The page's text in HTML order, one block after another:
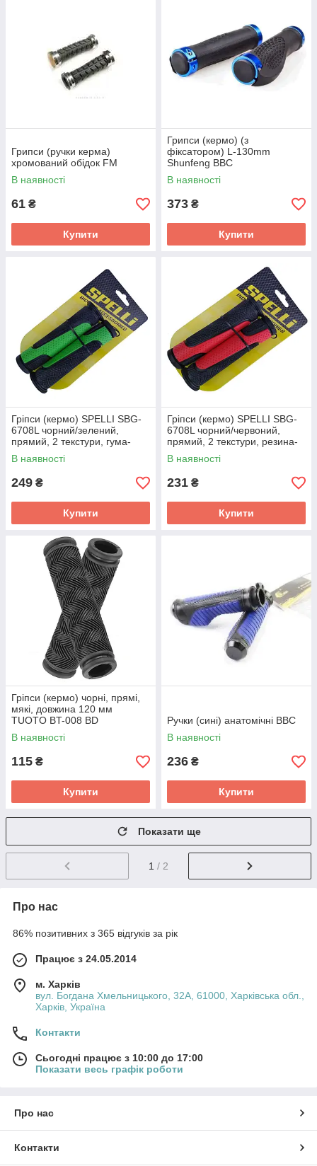
Грипси (ручки керма)
хромований обідок FM
В наявності
61 ₴
Купити
Грипси (кермо) (з
фіксатором) L-130mm
Shunfeng BBC
В наявності
373 ₴
Купити
Гріпси (кермо) SPELLI SBG-
6708L чорний/зелений,
прямий, 2 текстури, гума-
гума, довжина 127 мм BD
В наявності
249 ₴
Купити
Гріпси (кермо) SPELLI SBG-
6708L чорний/червоний,
прямий, 2 текстури, резина-
гума, довжина 127 мм BD
В наявності
231 ₴
Купити
Гріпси (кермо) чорні, прямі,
мякі, довжина 120 мм
TUOTO BT-008 BD
В наявності
115 ₴
Купити
Ручки (сині) анатомічні BBC
В наявності
236 ₴
Купити
Показати ще
1 / 2
Про нас
86% позитивних з 365 відгуків за рік
Працює з 24.05.2014
м. Харків
вул. Богдана Хмельницького, 32А, 61000, Харківська обл.,
Харків, Україна
Контакти
Сьогодні працює з 10:00 до 17:00
Показати весь графік роботи
Про нас
Контакти